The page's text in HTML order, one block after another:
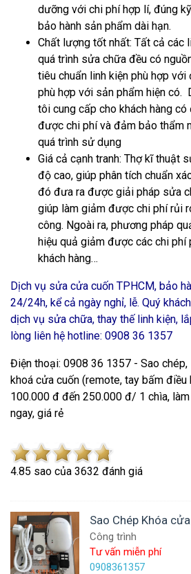
dưỡng với chi phí hợp lí, đúng
bảo hành sản phẩm dài hạn.
Chất lượng tốt nhất: Tất cả các
quá trình sửa chữa đều có
tiêu chuẩn linh kiện phù hợp
phù hợp với sản phẩm hiện có.
tôi cung cấp cho khách hàng
được chi phí và đảm bảo thẩm
quá trình sử dụng
Giá cả cạnh tranh: Thợ kĩ thuật
độ cao, giúp phân tích chuẩn
đó đưa ra được giải pháp sửa
giúp làm giảm được chi phí rủi
công. Ngoài ra, phương pháp
hiệu quả giảm được các chi phí
khách hàng…
Dịch vụ sửa cửa cuốn TPHCM, bảo
24/24h, kể cả ngày nghỉ, lễ. Quý
dịch vụ sửa chữa, thay thế linh kiện,
lòng liên hệ hotline: 0908 36 1357
Điện thoại: 0908 36 1357 - Sao chép,
khoá cửa cuốn (remote, tay bấm
100.000 đ đến 250.000 đ/ 1 chìa,
ngay, giá rẻ
4.85 sao của 3632 đánh giá
Sao Chép Khóa
Công trình
Tư vấn miễn phí
0908361357